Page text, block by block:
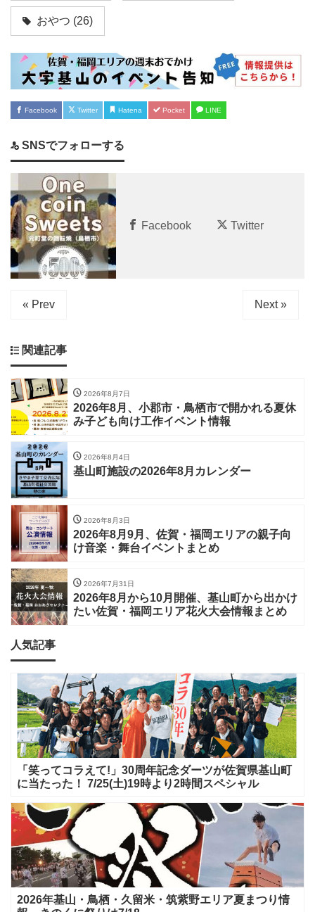
おやつ (26)
Facebook Twitter Hatena Pocket LINE
SNSでフォローする
Facebook Twitter
« Prev Next »
関連記事
2026年8月7日
2026年8月、小郡市・鳥栖市で開かれる夏休
み子ども向け工作イベント情報
2026年8月4日
基山町施設の2026年8月カレンダー
2026年8月3日
2026年8月9月、佐賀・福岡エリアの親子向
け音楽・舞台イベントまとめ
2026年7月31日
2026年8月から10月開催、基山町から出かけ
たい佐賀・福岡エリア花火大会情報まとめ
人気記事
「笑ってコラえて!」30周年記念ダーツが佐賀県基山町
に当たった！ 7/25(土)19時より2時間スペシャル
2026年基山・鳥栖・久留米・筑紫野エリア夏まつり情